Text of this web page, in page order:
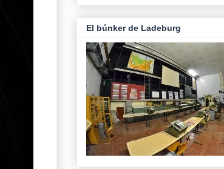
El búnker de Ladeburg